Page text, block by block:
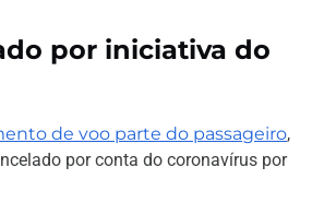
por iniciativa do
de voo parte do passageiro,
por conta do coronavírus por